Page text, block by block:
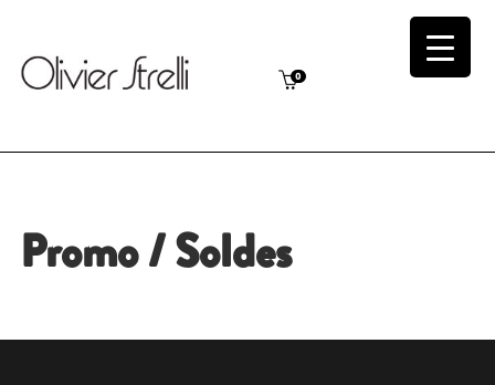
0
Promo / Soldes